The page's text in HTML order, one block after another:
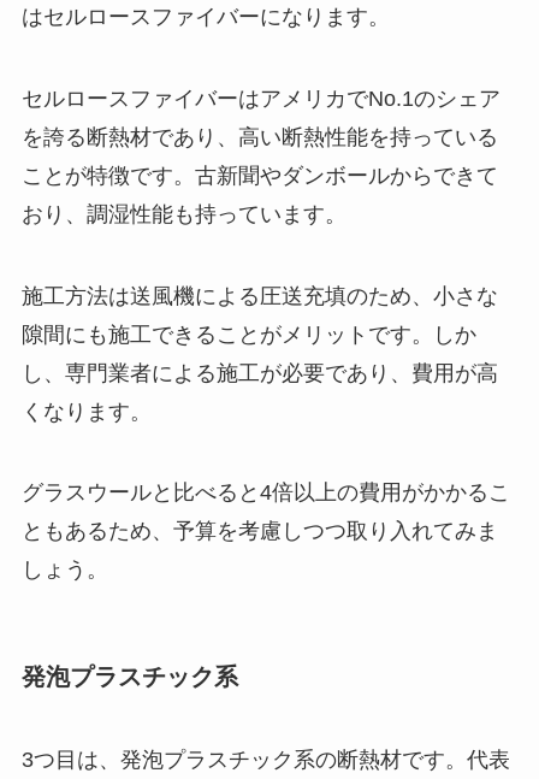
はセルロースファイバーになります。
セルロースファイバーはアメリカでNo.1のシェア
を誇る断熱材であり、高い断熱性能を持っている
ことが特徴です。古新聞やダンボールからできて
おり、調湿性能も持っています。
施工方法は送風機による圧送充填のため、小さな
隙間にも施工できることがメリットです。しか
し、専門業者による施工が必要であり、費用が高
くなります。
グラスウールと比べると4倍以上の費用がかかるこ
ともあるため、予算を考慮しつつ取り入れてみま
しょう。
発泡プラスチック系
3つ目は、発泡プラスチック系の断熱材です。代表